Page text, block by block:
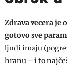
Zdrava vecera je
gotovo sve
ljudi imaju
hranu – i to